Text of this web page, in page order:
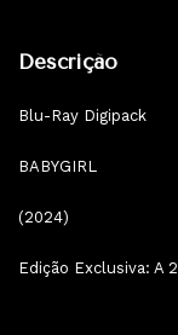
Descrição
Blu-Ray Digipack
BABYGIRL
(2024)
Edição Exclusiva: A